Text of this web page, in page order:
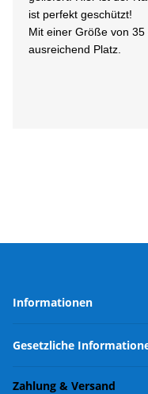
ist perfekt geschützt!
Mit einer Größe von
ausreichend Platz.
Informationen
Gesetzliche
Zahlung & Versand